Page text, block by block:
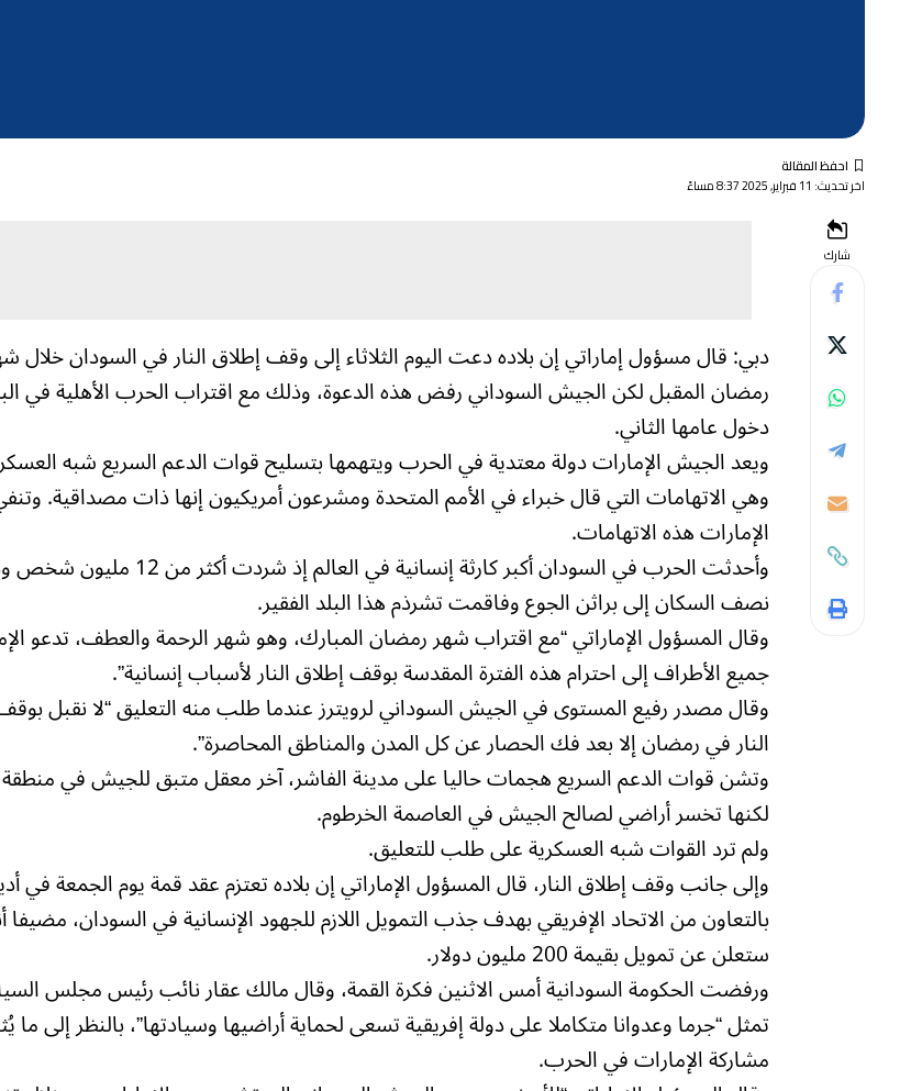
اخر تحديث: 11 فبراير, 2025 8:37 مساءً
شارك
دبي: قال مسؤول إماراتي إن بلاده دعت اليوم الثلاثاء إلى وقف إطلاق النار في السودان خلال
رمضان المقبل لكن الجيش السوداني رفض هذه الدعوة، وذلك مع اقتراب الحرب الأهلية في
دخول عامها الثاني.
ويعد الجيش الإمارات دولة معتدية في الحرب ويتهمها بتسليح قوات الدعم السريع شبه
وهي الاتهامات التي قال خبراء في الأمم المتحدة ومشرعون أمريكيون إنها ذات مصداقية.
الإمارات هذه الاتهامات.
وأحدثت الحرب في السودان أكبر كارثة إنسانية في العالم إذ
نصف السكان إلى براثن الجوع وفاقمت تشرذم هذا البلد الفقير.
وقال المسؤول الإماراتي “مع اقتراب شهر رمضان المبارك، وهو شهر الرحمة والعطف، تدعو
جميع الأطراف إلى احترام هذه الفترة المقدسة بوقف إطلاق النار لأسباب إنسانية”.
وقال مصدر رفيع المستوى في الجيش السوداني لرويترز عندما طلب منه التعليق “لا نقبل
النار في رمضان إلا بعد فك الحصار عن كل المدن والمناطق المحاصرة”.
وتشن قوات الدعم السريع هجمات حاليا على مدينة الفاشر، آخر معقل متبق للجيش في منطقة
لكنها تخسر أراضي لصالح الجيش في العاصمة الخرطوم.
ولم ترد القوات شبه العسكرية على طلب للتعليق.
وإلى جانب وقف إطلاق النار، قال المسؤول الإماراتي إن بلاده تعتزم عقد قمة يوم الجمعة في
بالتعاون من الاتحاد الإفريقي بهدف جذب التمويل اللازم للجهود الإنسانية في السودان، مضيفا
ستعلن عن تمويل بقيمة 200 مليون دولار.
ورفضت الحكومة السودانية أمس الاثنين فكرة القمة، وقال مالك عقار نائب رئيس مجلس
تمثل “جرما وعدوانا متكاملا على دولة إفريقية تسعى لحماية أراضيها وسيادتها”، بالنظر إلى ما
مشاركة الإمارات في الحرب.